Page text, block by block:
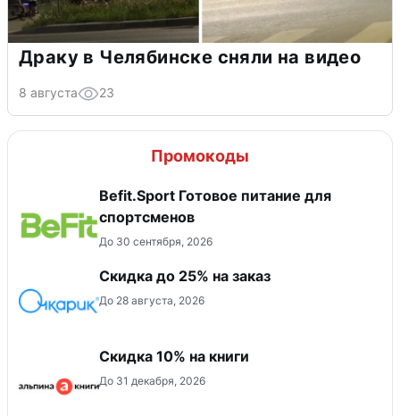
Драку в Челябинске сняли на видео
8 августа 23
Промокоды
Befit.Sport Готовое питание для
спортсменов
До 30 сентября, 2026
Скидка до 25% на заказ
До 28 августа, 2026
Скидка 10% на книги
До 31 декабря, 2026